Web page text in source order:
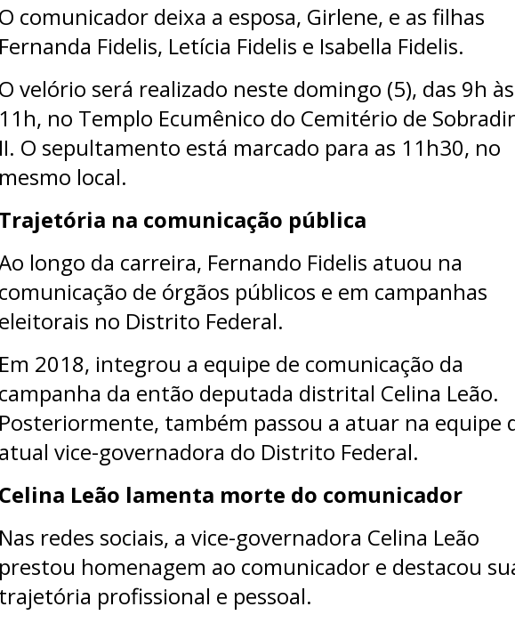
O comunicador deixa a esposa, Girlene, e as filhas
Fernanda Fidelis, Letícia Fidelis e Isabella Fidelis.
O velório será realizado neste domingo (5), das 9h às
11h, no Templo Ecumênico do Cemitério de
II. O sepultamento está marcado para as 11h30, no
mesmo local.
Trajetória na comunicação pública
longo da carreira, Fernando Fidelis atuou na
comunicação de órgãos públicos e em campanhas
eleitorais no Distrito Federal.
Em 2018, integrou a equipe de comunicação da
campanha da então deputada distrital Celina Leão.
Posteriormente, também passou a atuar na equipe
atual vice-governadora do Distrito Federal.
Celina Leão lamenta morte do comunicador
Nas redes sociais, a vice-governadora Celina Leão
prestou homenagem ao comunicador e destacou
trajetória profissional e pessoal.